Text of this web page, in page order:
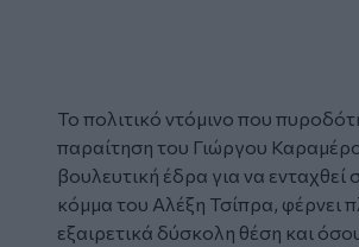
Το πολιτικό ντόμινο που
παραίτηση του Γιώργου
βουλευτική έδρα για να ενταχθεί
κόμμα του Αλέξη Τσίπρα, φέρνει
εξαιρετικά δύσκολη θέση και